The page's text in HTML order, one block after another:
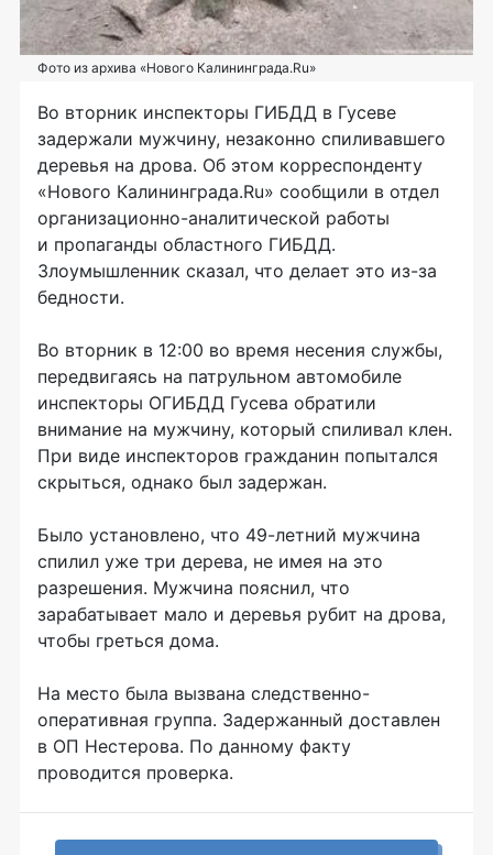
Фото из архива «Нового Калининграда.Ru»
Во вторник инспекторы ГИБДД в Гусеве
задержали мужчину, незаконно спиливавшего
деревья на дрова. Об этом корреспонденту
«Нового Калининграда.Ru» сообщили в отдел
организационно-аналитической работы
и пропаганды областного ГИБДД.
Злоумышленник сказал, что делает это из-за
бедности.
Во вторник в 12:00 во время несения службы,
передвигаясь на патрульном автомобиле
инспекторы ОГИБДД Гусева обратили
внимание на мужчину, который спиливал клен.
При виде инспекторов гражданин попытался
скрыться, однако был задержан.
Было установлено, что 49-летний мужчина
спилил уже три дерева, не имея на это
разрешения. Мужчина пояснил, что
зарабатывает мало и деревья рубит на дрова,
чтобы греться дома.
На место была вызвана следственно-
оперативная группа. Задержанный доставлен
в ОП Нестерова. По данному факту
проводится проверка.